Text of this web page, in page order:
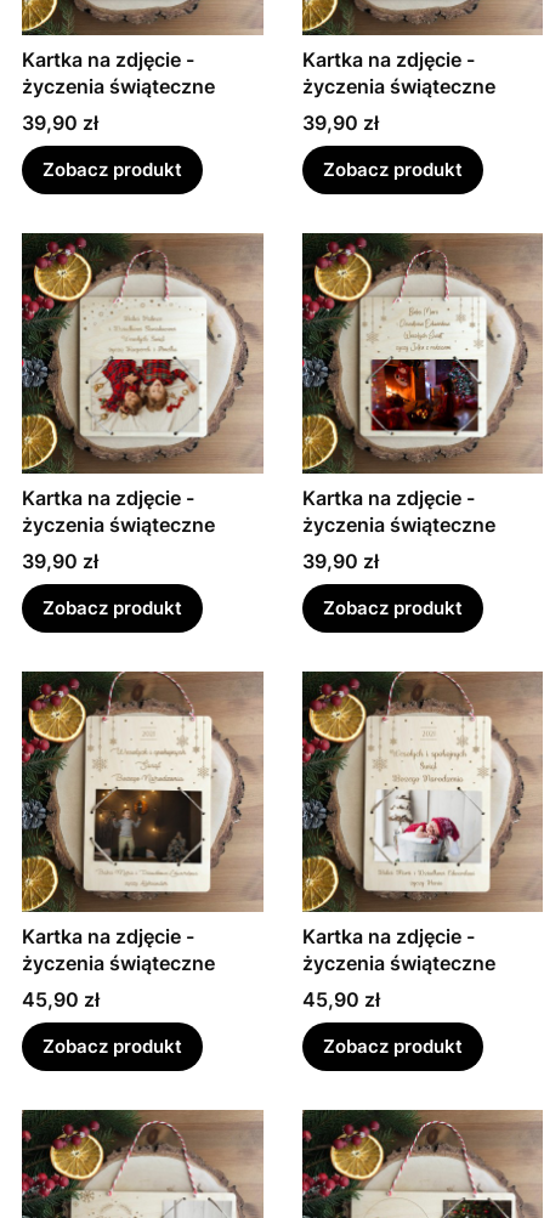
Kartka na zdjęcie -
życzenia świąteczne
Cena
39,90 zł
Zobacz produkt
Kartka na zdjęcie -
życzenia świąteczne
Cena
39,90 zł
Zobacz produkt
Kartka na zdjęcie -
życzenia świąteczne
Cena
39,90 zł
Zobacz produkt
Kartka na zdjęcie -
życzenia świąteczne
Cena
39,90 zł
Zobacz produkt
Kartka na zdjęcie -
życzenia świąteczne
Cena
45,90 zł
Zobacz produkt
Kartka na zdjęcie -
życzenia świąteczne
Cena
45,90 zł
Zobacz produkt